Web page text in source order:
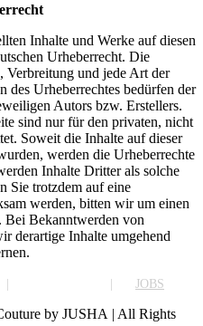
Inhalte und Werke auf diesen
Urheberrecht. Die
und jede Art der
des Urheberrechtes bedürfen der
Autors bzw. Erstellers.
sind nur für den privaten, nicht
Soweit die Inhalte auf dieser
werden die Urheberrechte
Inhalte Dritter als solche
Sie trotzdem auf eine
werden, bitten wir um einen
Bei Bekanntwerden von
derartige Inhalte umgehend
JOBS
by JUSHA | All Rights